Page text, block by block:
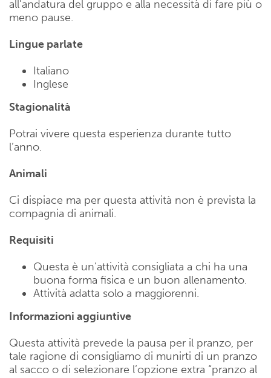
all’andatura del gruppo e alla necessità di fare più o
meno pause.
Lingue parlate
Italiano
Inglese
Stagionalità
Potrai vivere questa esperienza durante tutto
l’anno.
Animali
Ci dispiace ma per questa attività non è prevista la
compagnia di animali.
Requisiti
Questa è un’attività consigliata a chi ha una
buona forma fisica e un buon allenamento.
Attività adatta solo a maggiorenni.
Informazioni aggiuntive
Questa attività prevede la pausa per il pranzo, per
tale ragione di consigliamo di munirti di un pranzo
al sacco o di selezionare l’opzione extra “pranzo al